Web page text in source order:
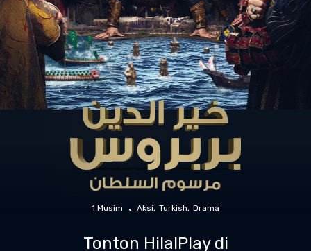
1 Musim Aksi Turkish Drama
Tonton HilalPlay di